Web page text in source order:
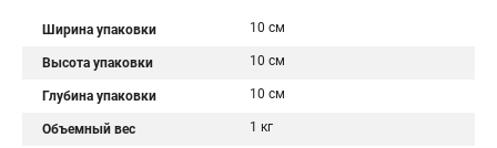
Ширина упаковки 10 см
Высота упаковки 10 см
Глубина упаковки 10 см
Объемный вес 1 кг